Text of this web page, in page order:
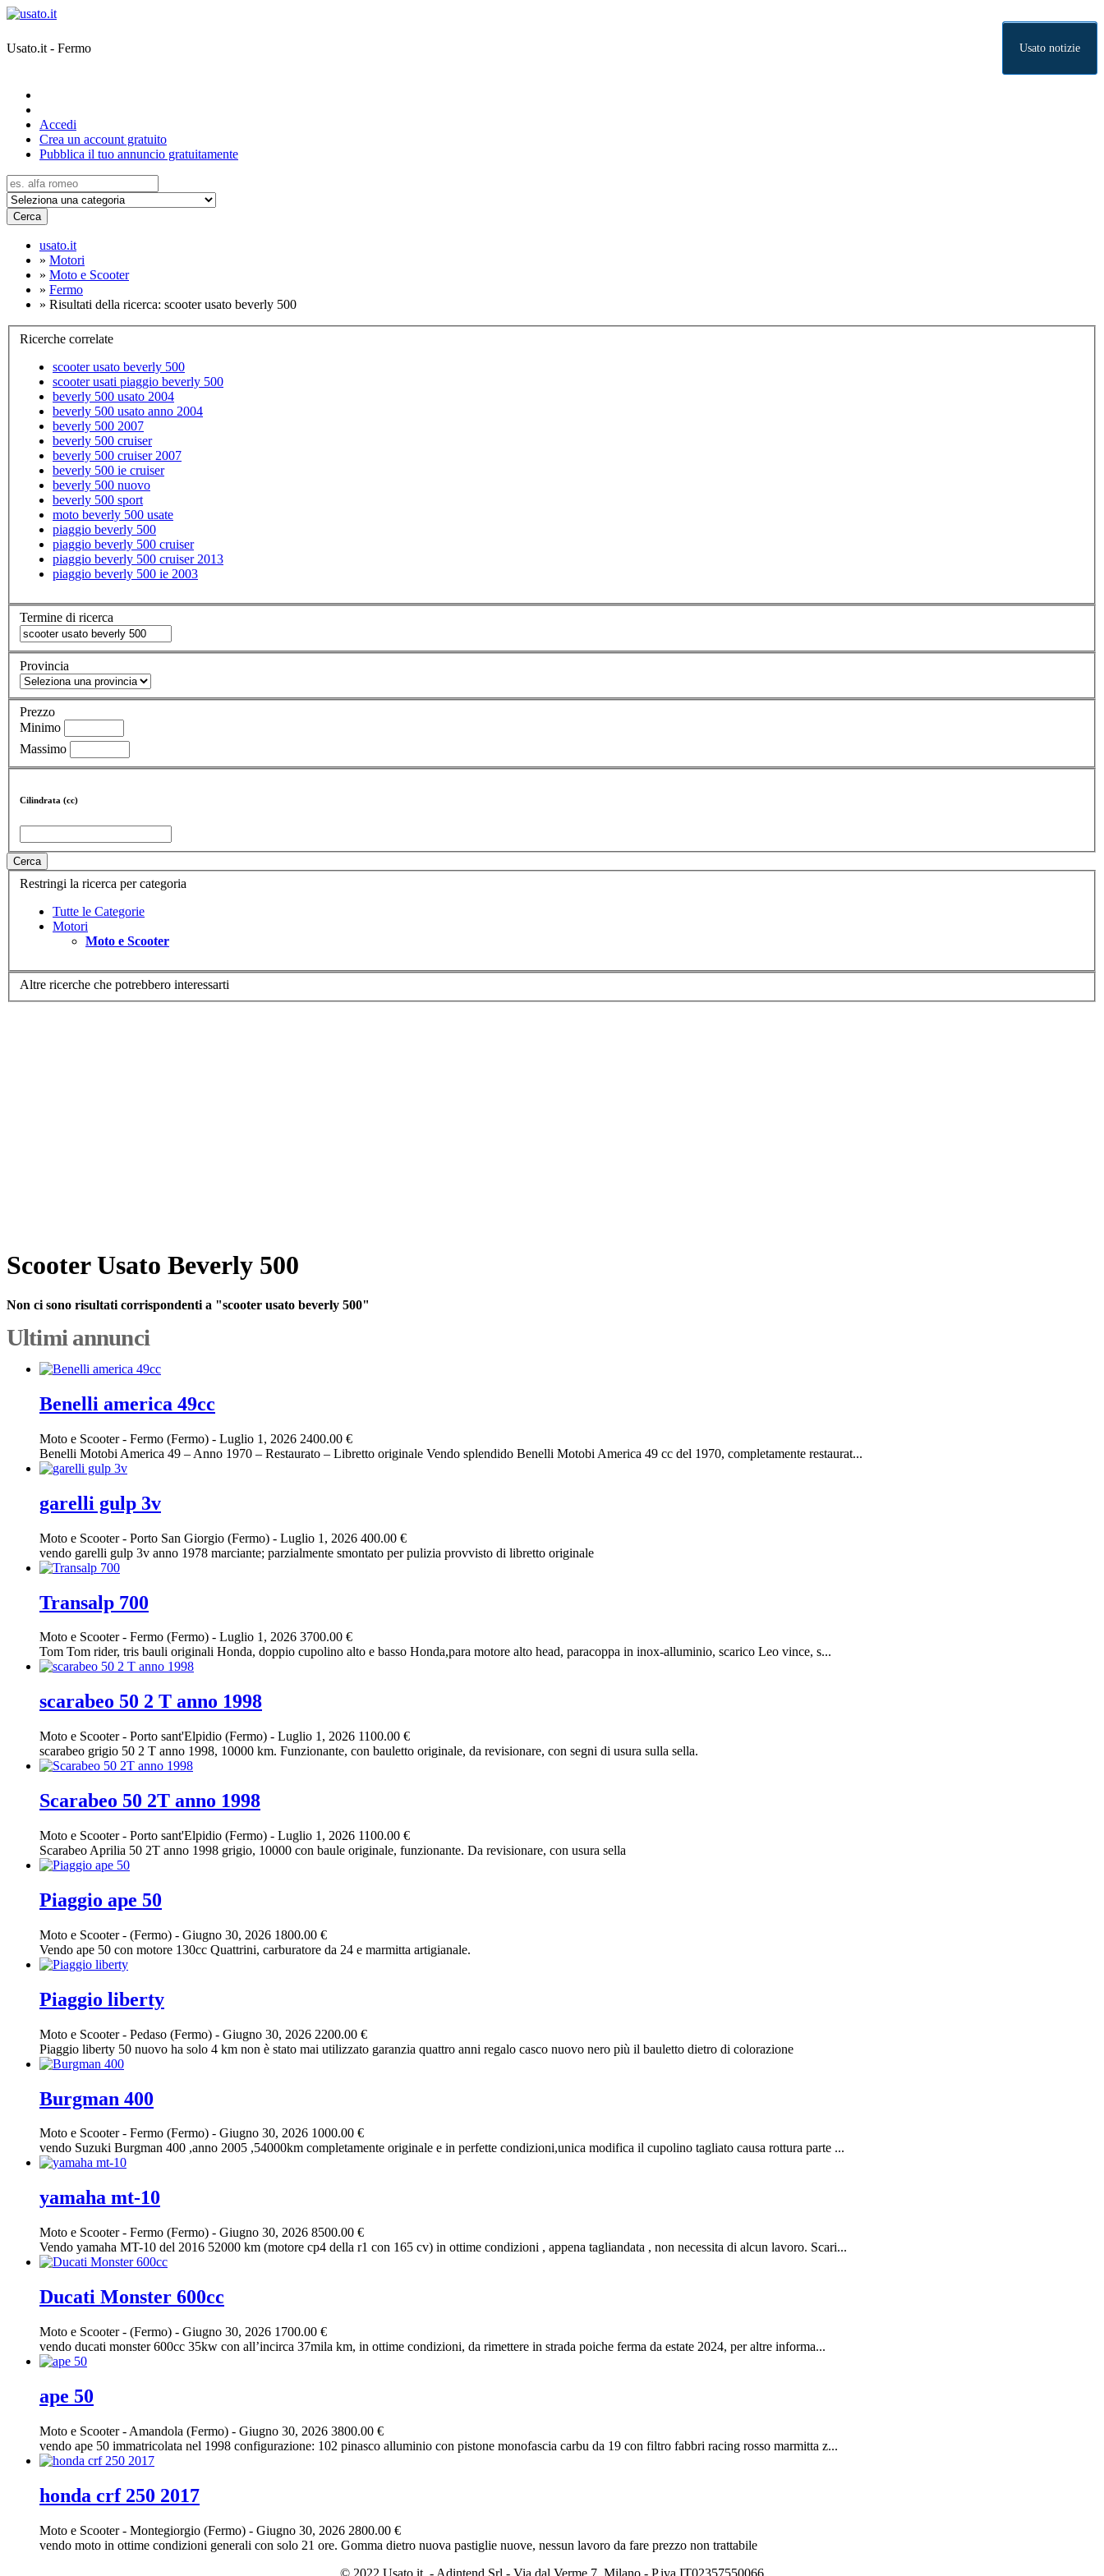
Usato.it - Fermo Usato notizie
Accedi
Crea un account gratuito
Pubblica il tuo annuncio gratuitamente
Cerca
usato.it
» Motori
» Moto e Scooter
» Fermo
» Risultati della ricerca: scooter usato beverly 500
Ricerche correlate
scooter usato beverly 500
scooter usati piaggio beverly 500
beverly 500 usato 2004
beverly 500 usato anno 2004
beverly 500 2007
beverly 500 cruiser
beverly 500 cruiser 2007
beverly 500 ie cruiser
beverly 500 nuovo
beverly 500 sport
moto beverly 500 usate
piaggio beverly 500
piaggio beverly 500 cruiser
piaggio beverly 500 cruiser 2013
piaggio beverly 500 ie 2003
Termine di ricerca
Provincia
Prezzo
Minimo
Massimo
Cilindrata (cc)
Cerca
Restringi la ricerca per categoria
Tutte le Categorie
Motori
Moto e Scooter
Altre ricerche che potrebbero interessarti
Scooter Usato Beverly 500
Non ci sono risultati corrispondenti a "scooter usato beverly 500"
Ultimi annunci
Benelli america 49cc
Moto e Scooter- Fermo (Fermo) - Luglio 1, 2026 2400.00 €
Benelli Motobi America 49 – Anno 1970 – Restaurato – Libretto originale Vendo splendido Benelli Motobi America 49 cc del 1970, completamente restaurat...
garelli gulp 3v
Moto e Scooter- Porto San Giorgio (Fermo) - Luglio 1, 2026 400.00 €
vendo garelli gulp 3v anno 1978 marciante; parzialmente smontato per pulizia provvisto di libretto originale
Transalp 700
Moto e Scooter- Fermo (Fermo) - Luglio 1, 2026 3700.00 €
Tom Tom rider, tris bauli originali Honda, doppio cupolino alto e basso Honda,para motore alto head, paracoppa in inox-alluminio, scarico Leo vince, s...
scarabeo 50 2 T anno 1998
Moto e Scooter- Porto sant'Elpidio (Fermo) - Luglio 1, 2026 1100.00 €
scarabeo grigio 50 2 T anno 1998, 10000 km. Funzionante, con bauletto originale, da revisionare, con segni di usura sulla sella.
Scarabeo 50 2T anno 1998
Moto e Scooter- Porto sant'Elpidio (Fermo) - Luglio 1, 2026 1100.00 €
Scarabeo Aprilia 50 2T anno 1998 grigio, 10000 con baule originale, funzionante. Da revisionare, con usura sella
Piaggio ape 50
Moto e Scooter- (Fermo) - Giugno 30, 2026 1800.00 €
Vendo ape 50 con motore 130cc Quattrini, carburatore da 24 e marmitta artigianale.
Piaggio liberty
Moto e Scooter- Pedaso (Fermo) - Giugno 30, 2026 2200.00 €
Piaggio liberty 50 nuovo ha solo 4 km non è stato mai utilizzato garanzia quattro anni regalo casco nuovo nero più il bauletto dietro di colorazione
Burgman 400
Moto e Scooter- Fermo (Fermo) - Giugno 30, 2026 1000.00 €
vendo Suzuki Burgman 400 ,anno 2005 ,54000km completamente originale e in perfette condizioni,unica modifica il cupolino tagliato causa rottura parte ...
yamaha mt-10
Moto e Scooter- Fermo (Fermo) - Giugno 30, 2026 8500.00 €
Vendo yamaha MT-10 del 2016 52000 km (motore cp4 della r1 con 165 cv) in ottime condizioni , appena tagliandata , non necessita di alcun lavoro. Scari...
Ducati Monster 600cc
Moto e Scooter- (Fermo) - Giugno 30, 2026 1700.00 €
vendo ducati monster 600cc 35kw con all’incirca 37mila km, in ottime condizioni, da rimettere in strada poiche ferma da estate 2024, per altre informa...
ape 50
Moto e Scooter- Amandola (Fermo) - Giugno 30, 2026 3800.00 €
vendo ape 50 immatricolata nel 1998 configurazione: 102 pinasco alluminio con pistone monofascia carbu da 19 con filtro fabbri racing rosso marmitta z...
honda crf 250 2017
Moto e Scooter- Montegiorgio (Fermo) - Giugno 30, 2026 2800.00 €
vendo moto in ottime condizioni generali con solo 21 ore. Gomma dietro nuova pastiglie nuove, nessun lavoro da fare prezzo non trattabile
© 2022 Usato it. - Adintend Srl - Via dal Verme 7, Milano - P.iva IT02357550066